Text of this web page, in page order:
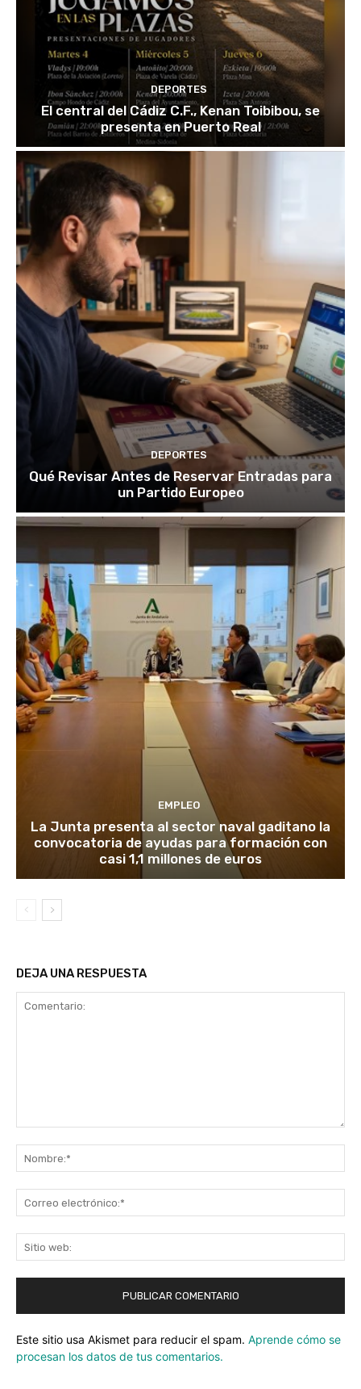
DEPORTES
El central del Cádiz C.F., Kenan Toibibou, se
presenta en Puerto Real
DEPORTES
Qué Revisar Antes de Reservar Entradas para
un Partido Europeo
EMPLEO
La Junta presenta al sector naval gaditano la
convocatoria de ayudas para formación con
casi 1,1 millones de euros
DEJA UNA RESPUESTA
Este sitio usa Akismet para reducir el spam. Aprende cómo se
procesan los datos de tus comentarios.